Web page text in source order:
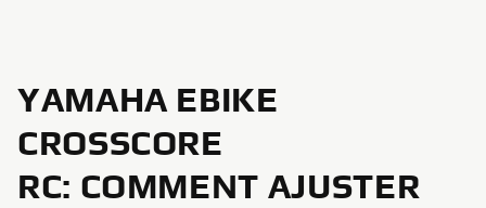
YAMAHA EBIKE
CROSSCORE
RC: COMMENT AJUSTER